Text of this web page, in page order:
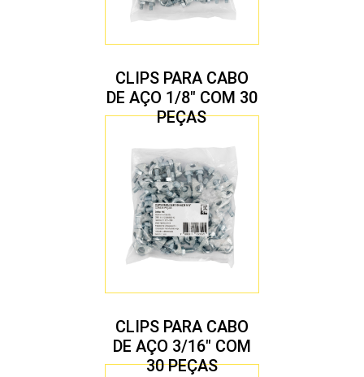
CLIPS PARA CABO
DE AÇO 1/8″ COM 30
PEÇAS
CLIPS PARA CABO
DE AÇO 3/16″ COM
30 PEÇAS